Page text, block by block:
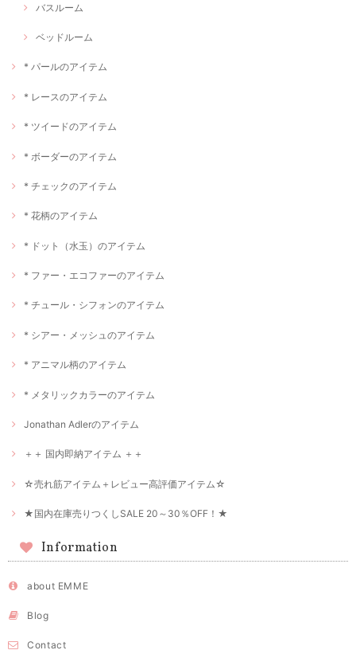
バスルーム
ベッドルーム
* パールのアイテム
* レースのアイテム
* ツイードのアイテム
* ボーダーのアイテム
* チェックのアイテム
* 花柄のアイテム
* ドット（水玉）のアイテム
* ファー・エコファーのアイテム
* チュール・シフォンのアイテム
* シアー・メッシュのアイテム
* アニマル柄のアイテム
* メタリックカラーのアイテム
Jonathan Adlerのアイテム
＋＋ 国内即納アイテム ＋＋
☆売れ筋アイテム＋レビュー高評価アイテム☆
★国内在庫売りつくしSALE 20～30％OFF！★
Information
about EMME
Blog
Contact